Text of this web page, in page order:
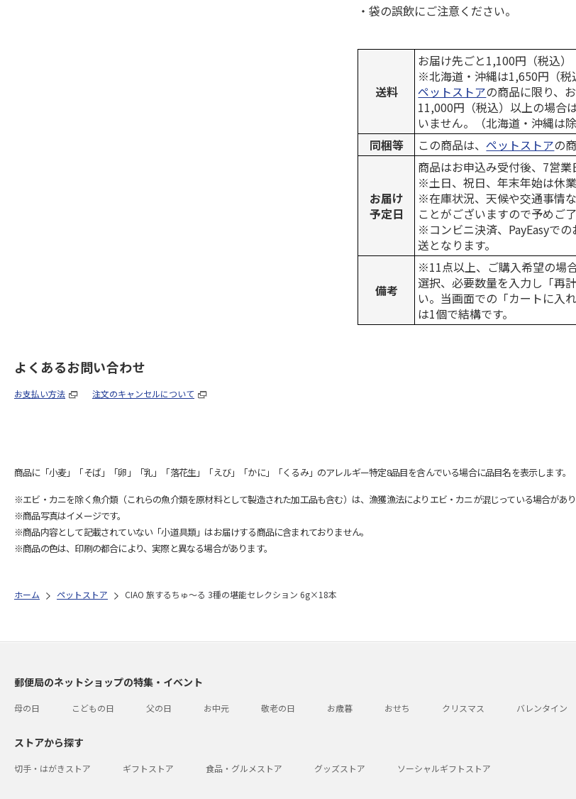
・袋の誤飲にご注意ください。
送料
お届け先ごと1,100円（税込）
※北海道・沖縄は1,650円（税
ペットストアの商品に限り、
11,000円（税込）以上の場合
いません。（北海道・沖縄は除
同梱等
この商品は、ペットストアの
お届け
予定日
商品はお申込み受付後、7営業
※土日、祝日、年末年始は休業
※在庫状況、天候や交通事情
ことがございますので予めご
※コンビニ決済、PayEasyで
送となります。
備考
※11点以上、ご購入希望の場
選択、必要数量を入力し「再
い。当画面での「カートに入
は1個で結構です。
よくあるお問い合わせ
お支払い方法 注文のキャンセルについて
商品に「小麦」「そば」「卵」「乳」「落花生」「えび」「かに」「くるみ」のアレルギー特定8品目を含んでいる場合に品目名を表示します。
※エビ・カニを除く魚介類（これらの魚介類を原材料として製造された加工品も含む）は、漁獲漁法によりエビ・カニが混じっている場合があ
※商品写真はイメージです。
※商品内容として記載されていない「小道具類」はお届けする商品に含まれておりません。
※商品の色は、印刷の都合により、実際と異なる場合があります。
ホーム ペットストア CIAO 旅するちゅ～る 3種の堪能セレクション 6g×18本
郵便局のネットショップの特集・イベント
母の日 こどもの日 父の日 お中元 敬老の日 お歳暮 おせち クリスマス バレンタイン
ストアから探す
切手・はがきストア ギフトストア 食品・グルメストア グッズストア ソーシャルギフトストア